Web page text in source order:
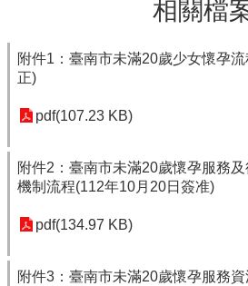
相關檔
附件1：臺南市未滿20歲少女懷孕
正)
pdf(107.23 KB)
附件2：臺南市未滿20歲懷孕服務
機制流程(112年10月20日簽准)
pdf(134.97 KB)
附件3：臺南市未滿20歲懷孕服務